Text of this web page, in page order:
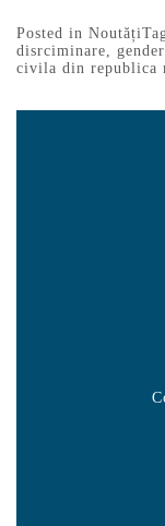
Posted in Noutăți
disrciminare,
civila din republica